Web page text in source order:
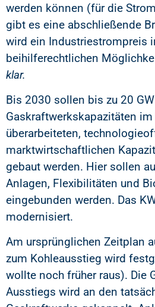
werden können (für die
gibt es eine abschließende
wird ein Industriestrompreis
beihilferechtlichen
klar.
Bis 2030 sollen bis zu 20 GW
Gaskraftwerkskapazitäten
überarbeiteten,
marktwirtschaftlichen
gebaut werden. Hier sollen
Anlagen, Flexibilitäten und
eingebunden werden. Das
modernisiert.
Am ursprünglichen Zeitplan
zum Kohleausstieg wird
wollte noch früher raus). Die
Ausstiegs wird an den